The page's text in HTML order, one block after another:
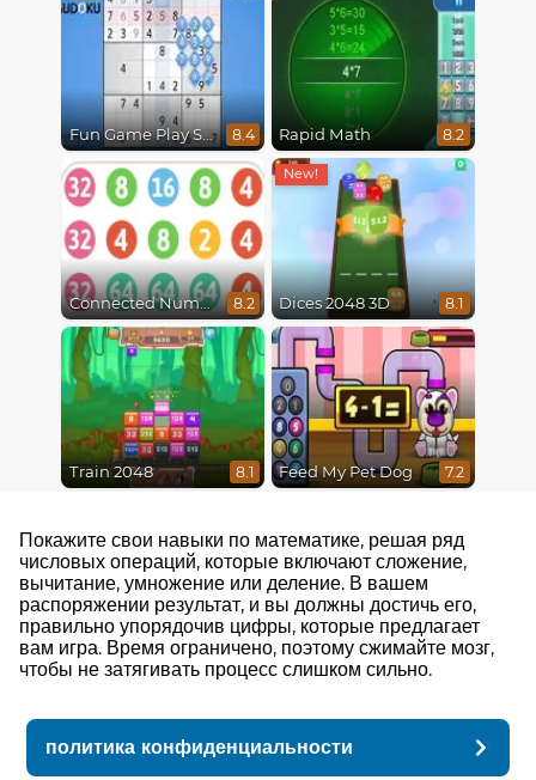
Fun Game Play Sudoku 8.4 Rapid Math 8.2
Connected Numbers 8.2 Dices 2048 3D 8.1
Train 2048 8.1 Feed My Pet Dog 7.2
Покажите свои навыки по математике, решая ряд
числовых операций, которые включают сложение,
вычитание, умножение или деление. В вашем
распоряжении результат, и вы должны достичь его,
правильно упорядочив цифры, которые предлагает
вам игра. Время ограничено, поэтому сжимайте мозг,
чтобы не затягивать процесс слишком сильно.
политика конфиденциальности